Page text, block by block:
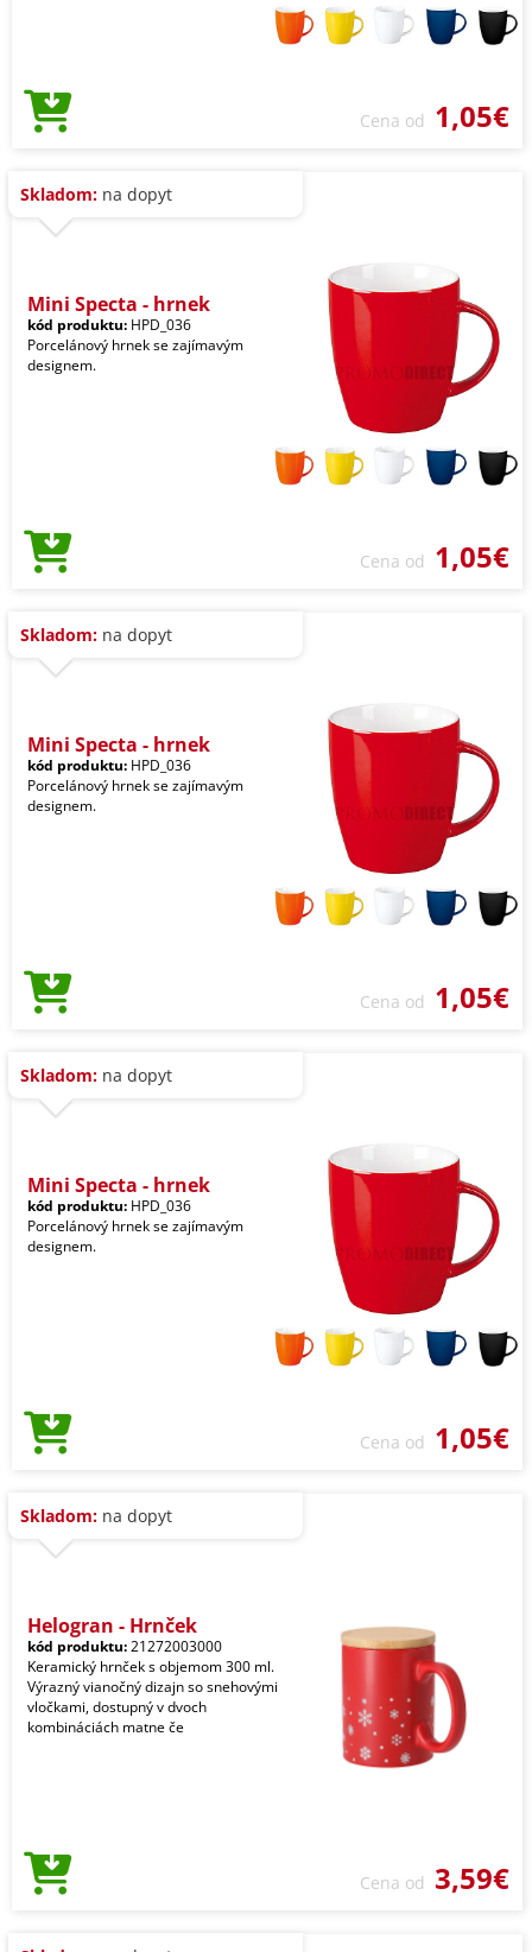
Cena od 1,05€
Skladom: na dopyt
Mini Specta - hrnek
kód produktu: HPD_036
Porcelánový hrnek se zajímavým
designem.
Cena od 1,05€
Skladom: na dopyt
Mini Specta - hrnek
kód produktu: HPD_036
Porcelánový hrnek se zajímavým
designem.
Cena od 1,05€
Skladom: na dopyt
Mini Specta - hrnek
kód produktu: HPD_036
Porcelánový hrnek se zajímavým
designem.
Cena od 1,05€
Skladom: na dopyt
Helogran - Hrnček
kód produktu:21272003000
Keramický hrnček s objemom 300 ml.
Výrazný vianočný dizajn so snehovými
vločkami, dostupný v dvoch
kombináciách matne če
Cena od 3,59€